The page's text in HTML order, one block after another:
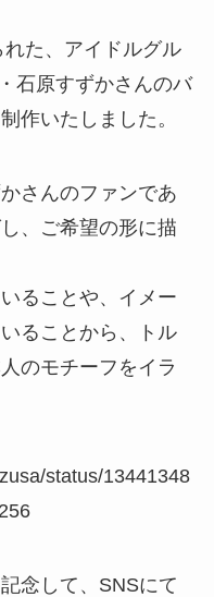
た、アイドルグル
石原すずかさんのバ
作いたしました。
さんのファンであ
、ご希望の形に描
ることや、イメー
ることから、トル
のモチーフをイラ
status/13441348
念して、SNSにて